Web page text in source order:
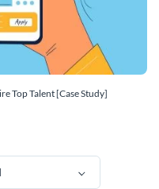
Top Talent [Case Study]